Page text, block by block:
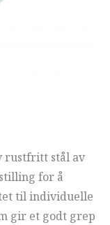
rustfritt stål av
for å
til individuelle
gir et godt grep